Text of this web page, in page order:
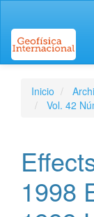
Contenido
principal
Barra
Inicio
Vol. 42
1998